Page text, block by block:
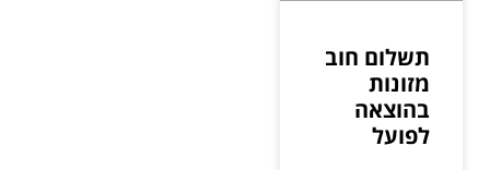
תשלום חוב
מזונות
בהוצאה
לפועל